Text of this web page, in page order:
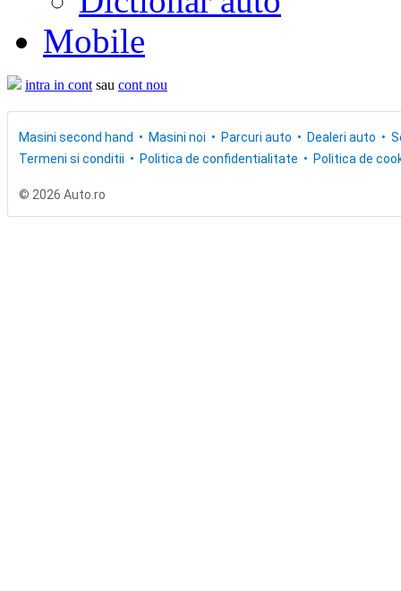
Mobile
intra in cont sau cont nou
Masini second hand Masini noi Parcuri auto Dealeri auto
Termeni si conditii
Politica de confidentialitate Politica de
© 2026 Auto.ro